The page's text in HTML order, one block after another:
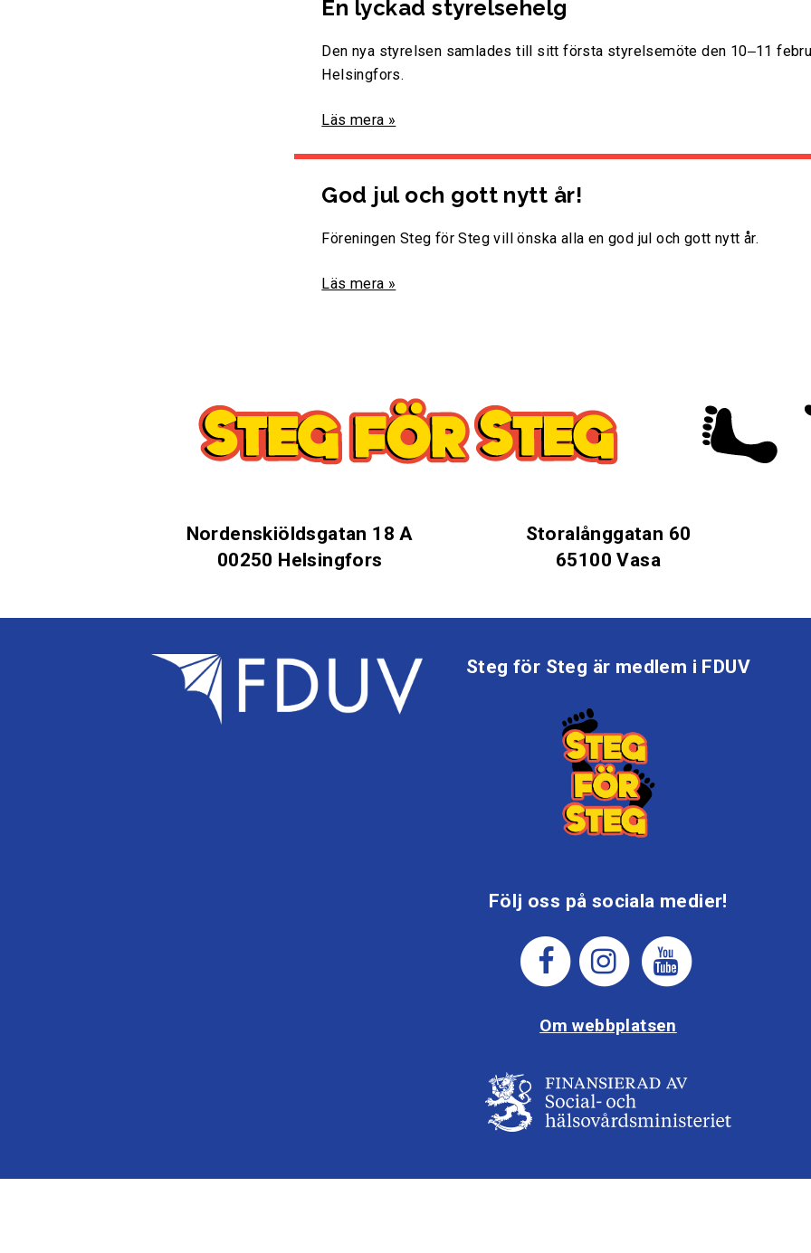
En lyckad styrelsehelg
Den nya styrelsen samlades till sitt första styrelsemöte den 10‒11
Helsingfors.
Läs mera »
God jul och gott nytt år!
Föreningen Steg för Steg vill önska alla en god jul och gott nytt år.
Läs mera »
Nordenskiöldsgatan 18 A
00250 Helsingfors
Storalånggatan 60
65100 Vasa
Steg för Steg är medlem i FDUV
Följ oss på sociala medier!
Om webbplatsen